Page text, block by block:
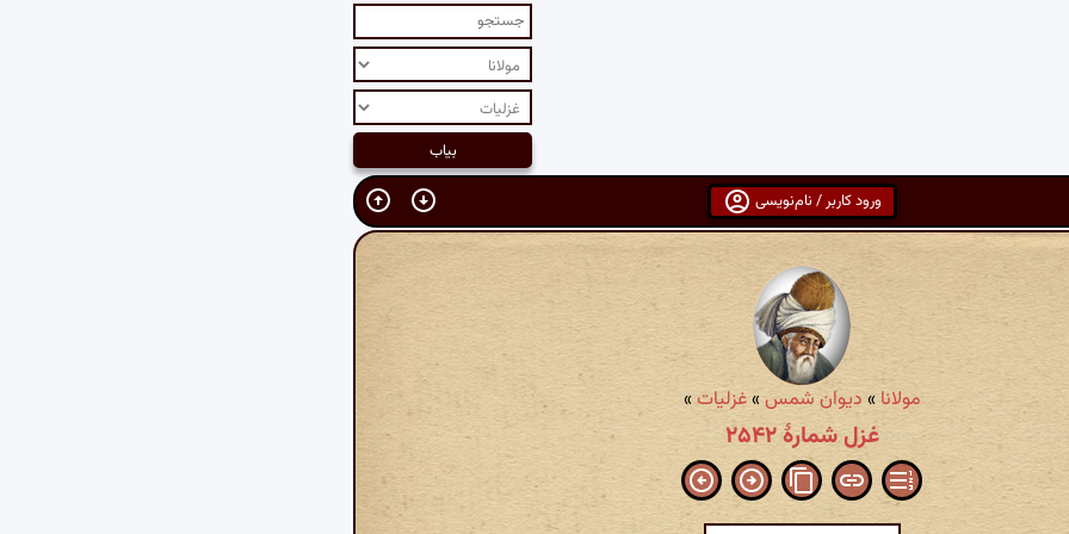
ورود کاربر / نام‌نویسی
مولانا » دیوان شمس»غزلیات »
غزل شمارهٔ ۲۵۴۲